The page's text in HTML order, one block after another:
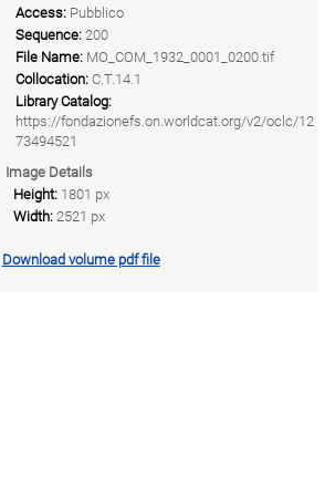
Access: Pubblico
Sequence: 200
File Name: MO_COM_1932_0001_0200.tif
Collocation: C.T.14.1
Library Catalog:
https://fondazionefs.on.worldcat.org/v2/oclc/12
73494521
Image Details
Height: 1801 px
Width: 2521 px
Download volume pdf file